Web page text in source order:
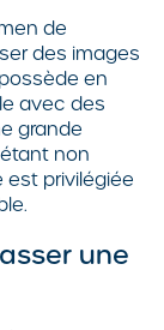
de
des images
en
avec des
grande
non
est privilégiée
une